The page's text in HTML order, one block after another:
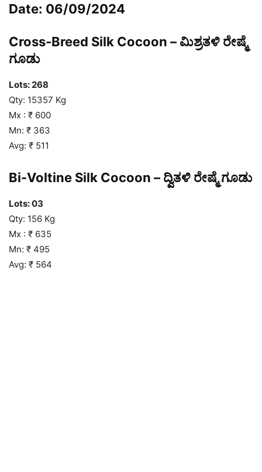
Date: 06/09/2024
Cross-Breed Silk Cocoon – ಮಿಶ್ರತಳಿ ರೇಷ್ಮೆ
ಗೂಡು
Lots: 268
Qty: 15357 Kg
Mx : ₹ 600
Mn: ₹ 363
Avg: ₹ 511
Bi-Voltine Silk Cocoon – ದ್ವಿತಳಿ ರೇಷ್ಮೆ ಗೂಡು
Lots: 03
Qty: 156 Kg
Mx : ₹ 635
Mn: ₹ 495
Avg: ₹ 564